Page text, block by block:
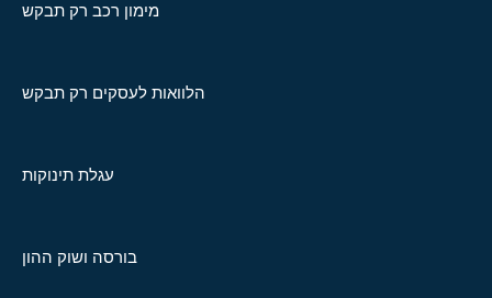
מימון רכב רק תבקש
הלוואות לעסקים רק תבקש
עגלת תינוקות
בורסה ושוק ההון